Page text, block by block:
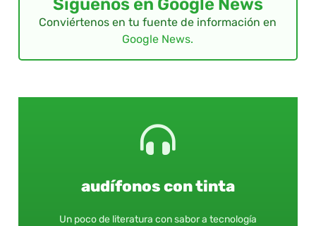
Síguenos en Google News
Conviértenos en tu fuente de información en
Google News.
audífonos con tinta
Un poco de literatura con sabor a tecnología